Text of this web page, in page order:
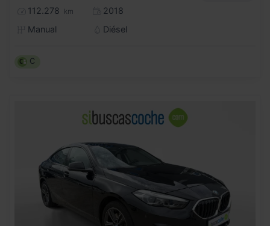
112.278 km
2018
Manual
Diésel
C